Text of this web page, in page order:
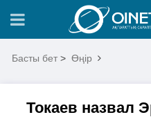
Басты бет > Өңір
Токаев назвал